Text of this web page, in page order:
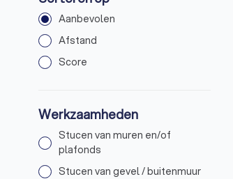
Aanbevolen
Afstand
Score
Werkzaamheden
Stucen van muren en/of
plafonds
Stucen van gevel / buitenmuur